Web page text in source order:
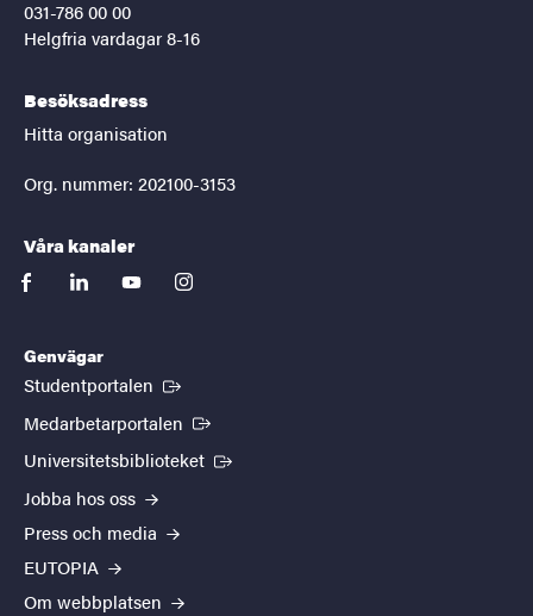
031-786 00 00
Helgfria vardagar 8-16
Besöksadress
Hitta organisation
Org. nummer: 202100-3153
Våra kanaler
facebooklinkedinyoutubeinstagram
Genvägar
Studentportalen (Extern länk)
Medarbetarportalen (Extern länk)
Universitetsbiblioteket (Extern länk)
Jobba hos oss
Press och media
EUTOPIA
Om webbplatsen